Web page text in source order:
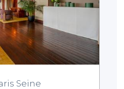
Seine